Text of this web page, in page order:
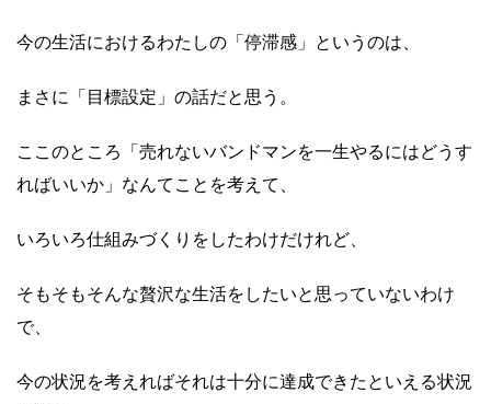
今の生活におけるわたしの「停滞感」というのは、
まさに「目標設定」の話だと思う。
ここのところ「売れないバンドマンを一生やるにはどうす
ればいいか」なんてことを考えて、
いろいろ仕組みづくりをしたわけだけれど、
そもそもそんな贅沢な生活をしたいと思っていないわけ
で、
今の状況を考えればそれは十分に達成できたといえる状況